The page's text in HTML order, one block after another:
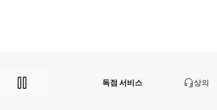
독점 서비스 상의